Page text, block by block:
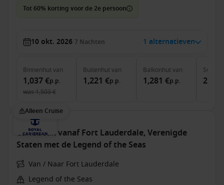
Tot 60% korting voor de 2e persoon
10 okt. 2026 7 Nachten 1 alternatieven
Binnenhutvan
1,037 €p.p.
was1,503 €
Buitenhutvan
1,221 €p.p.
Balkonhutvan
1,281 €p.p.
Suite
Alleen Cruise
Caribbean vanaf Fort Lauderdale, Verenigde
Staten met de Legend of the Seas
Van / Naar Fort Lauderdale
Legend of the Seas